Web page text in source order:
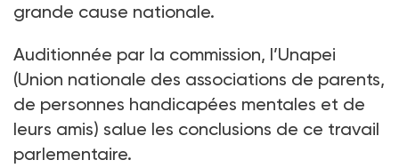
grande cause nationale.
Auditionnée par la commission, l’Unapei
(Union nationale des associations de parents,
de personnes handicapées mentales et de
leurs amis) salue les conclusions de ce travail
parlementaire.